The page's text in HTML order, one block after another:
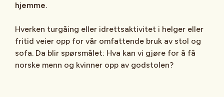
hjemme.
Hverken turgåing eller idrettsaktivitet i helger eller
fritid veier opp for vår omfattende bruk av stol og
sofa. Da blir spørsmålet: Hva kan vi gjøre for å få
norske menn og kvinner opp av godstolen?